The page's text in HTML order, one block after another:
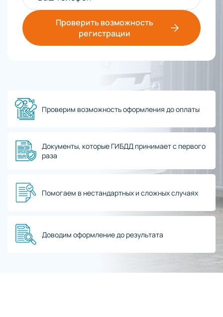
Проверить возможность
регистрации
Проверим возможность оформления до оплаты
Документы, которые ГИБДД принимает с первого
раза
Помогаем в нестандартных и сложных случаях
Доводим оформление до результата